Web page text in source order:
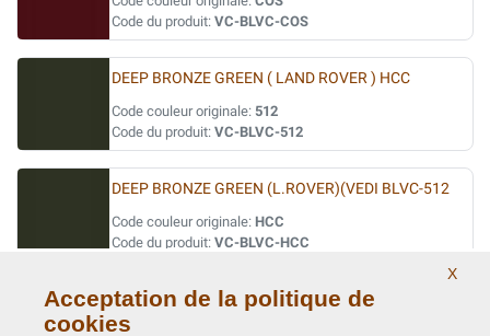
Code du produit: VC-BLVC-COS
DEEP BRONZE GREEN ( LAND ROVER ) HCC
Code couleur originale: 512
Code du produit: VC-BLVC-512
DEEP BRONZE GREEN (L.ROVER)(VEDI BLVC-512
Code couleur originale: HCC
Code du produit: VC-BLVC-HCC
EASTNOR GREEN ( LAND ROVER ) HUJ
Code couleur originale:
X
Acceptation de la politique de
cookies